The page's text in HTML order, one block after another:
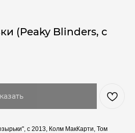
(Peaky Blinders, с
с 2013, Колм МакКарти, Том